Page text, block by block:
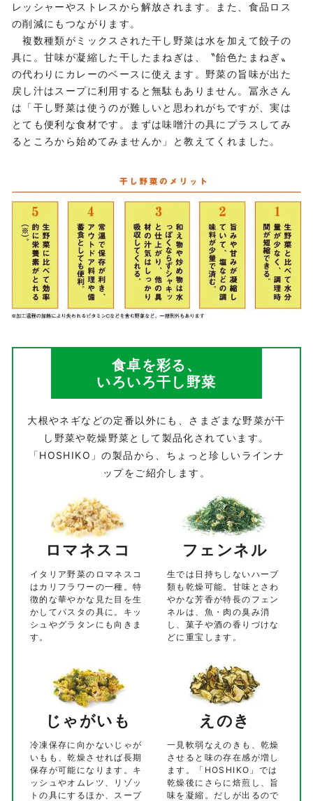
レッシャーやストレスから解放されます。また、食品ロス
の削減にもつながります。
複数種類がミックスされた干し野菜は水を加えて餃子の
具に。甘味が凝縮した干したまねぎは、〝飴色たまねぎ〟
の代わりにカレーのベースに使えます。野菜の旨味が出た
戻し汁はスープに利用すると無駄もありません。冨永さん
は「干し野菜は使うのが難しいと思われがちですが、実は
とても便利な食材です。まずは味噌汁の具にプラスしてみ
るところから始めてみませんか」と教えてくれました。
食卓を彩る、
いろいろ干し野菜
大根やネギなどの定番以外にも、さまざまな野菜が干
し野菜や乾燥野菜として製品化されています。
「HOSHIKO」の製品から、ちょっと珍しいラインナ
ップをご紹介します。
ロマネスコ
イタリア野菜のロマネスコ
はカリフラワーの一種。特
徴的な華やかな見た目を生
かしてパスタの具に。キッ
シュやグラタンにも向きま
す。
フェンネル
生では日持ちしないハーブ
類も乾燥可能。甘味とさわ
やかな芳香が特長のフェン
ネルは、魚・肉の臭み消
し、菓子や酒の香りづけな
どに重宝します。
じゃがいも
冷凍保存に向かないじゃが
いもも、乾燥させれば長期
保存が可能になります。キ
ッシュやオムレツ、リゾッ
トの具にするほか、スープ
えのき
一見軟弱なえのきも、乾燥
させると味の存在感が増し
ます。「HOSHIKO」では
乾燥後にさらに焙煎し、旨
味を凝縮。だしが出るので